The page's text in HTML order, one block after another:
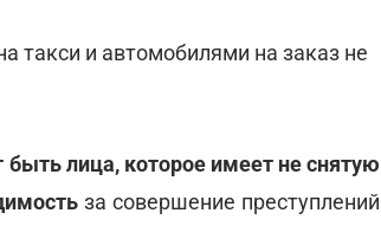
такси и автомобилями на заказ не
быть лица, которое имеет не снятую
за совершение преступлений